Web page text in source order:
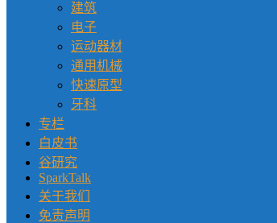
建筑
电子
运动器材
通用机械
快速原型
牙科
专栏
白皮书
谷研究
SparkTalk
关于我们
免责声明